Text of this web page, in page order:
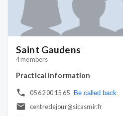
Saint Gaudens
4 members
Practical information
05 62 00 15 65 Be called back
centredejour@sicasmir.fr